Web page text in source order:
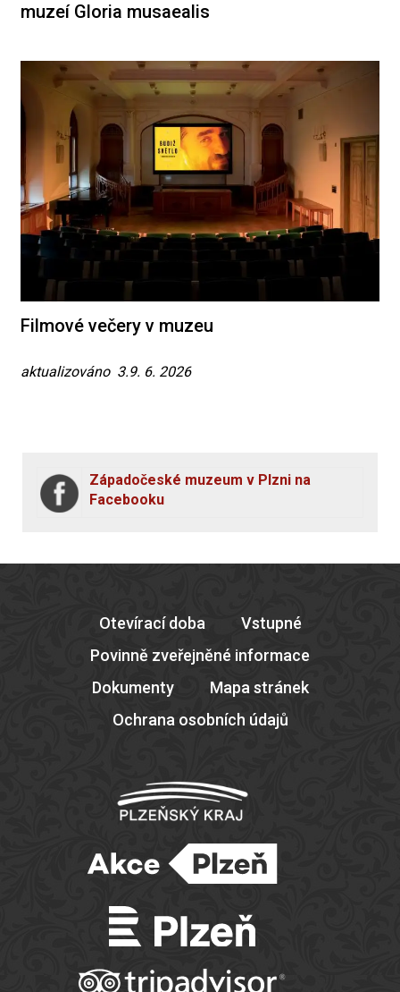
muzeí Gloria musaealis
Filmové večery v muzeu
aktualizováno 3.9. 6. 2026
Západočeské muzeum v Plzni na
Facebooku
Otevírací doba
Vstupné
Povinně zveřejněné informace
Dokumenty
Mapa stránek
Ochrana osobních údajů